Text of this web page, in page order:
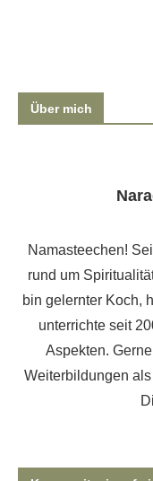
Über mich
Namasteechen!
rund um
bin gelernter Koch,
unterrichte seit
Aspekten.
Weiterbildungen